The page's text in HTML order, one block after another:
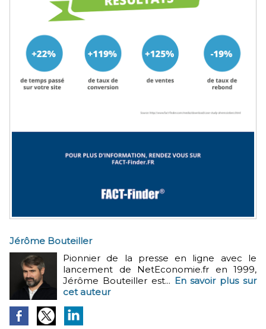
Jérôme Bouteiller
Pionnier de la presse en ligne avec le
lancement de NetEconomie.fr en 1999,
Jérôme Bouteiller est... En savoir plus sur
cet auteur